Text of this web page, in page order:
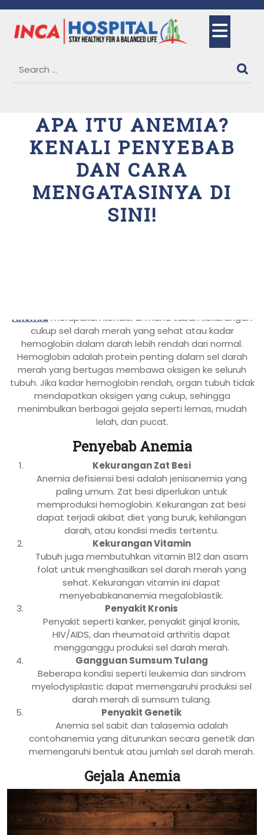
content
APA ITU ANEMIA?
KENALI PENYEBAB
DAN CARA
MENGATASINYA DI
SINI!
Anemia merupakan kondisi di mana tubuh kekurangan
cukup sel darah merah yang sehat atau kadar
hemoglobin dalam darah lebih rendah dari normal.
Hemoglobin adalah protein penting dalam sel darah
merah yang bertugas membawa oksigen ke seluruh
tubuh. Jika kadar hemoglobin rendah, organ tubuh tidak
mendapatkan oksigen yang cukup, sehingga
menimbulkan berbagai gejala seperti lemas, mudah
lelah, dan pucat.
Penyebab Anemia
Kekurangan Zat Besi
Anemia defisiensi besi adalah jenisanemia yang
paling umum. Zat besi diperlukan untuk
memproduksi hemoglobin. Kekurangan zat besi
dapat terjadi akibat diet yang buruk, kehilangan
darah, atau kondisi medis tertentu.
Kekurangan Vitamin
Tubuh juga membutuhkan vitamin B12 dan asam
folat untuk menghasilkan sel darah merah yang
sehat. Kekurangan vitamin ini dapat
menyebabkananemia megaloblastik.
Penyakit Kronis
Penyakit seperti kanker, penyakit ginjal kronis,
HIV/AIDS, dan rheumatoid arthritis dapat
mengganggu produksi sel darah merah.
Gangguan Sumsum Tulang
Beberapa kondisi seperti leukemia dan sindrom
myelodysplastic dapat memengaruhi produksi sel
darah merah di sumsum tulang.
Penyakit Genetik
Anemia sel sabit dan talasemia adalah
contohanemia yang diturunkan secara genetik dan
memengaruhi bentuk atau jumlah sel darah merah.
Gejala Anemia